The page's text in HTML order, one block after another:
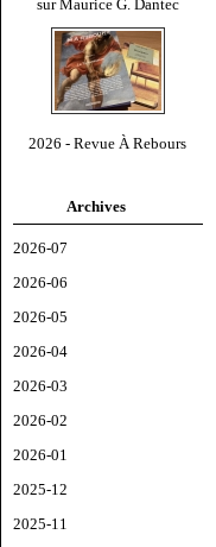
sur Maurice G. Dantec
2026 - Revue À Rebours
Archives
2026-07
2026-06
2026-05
2026-04
2026-03
2026-02
2026-01
2025-12
2025-11